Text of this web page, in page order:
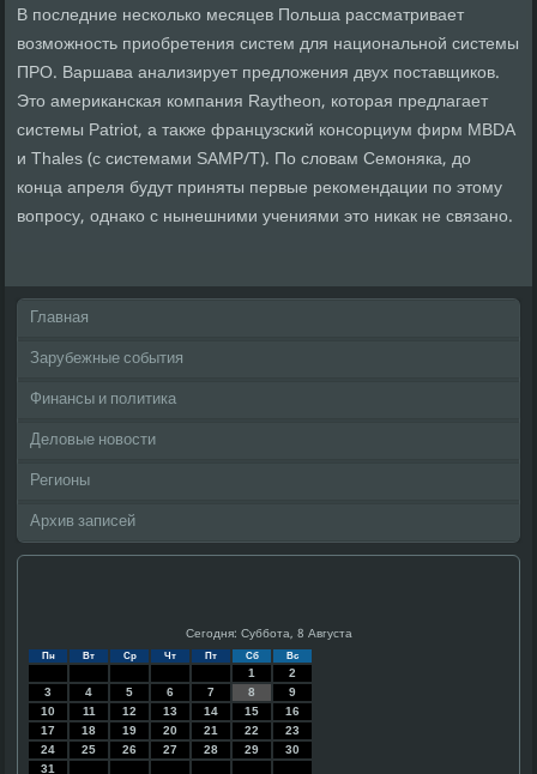
В последние несколько месяцев Польша рассматривает
возможность приобретения систем для национальной системы
ПРО. Варшава анализирует предложения двух поставщиков.
Это американская компания Raytheon, которая предлагает
системы Patriot, а также французский консорциум фирм MBDA
и Thales (с системами SAMP/T). По словам Семоняка, до
конца апреля будут приняты первые рекомендации по этому
вопросу, однако с нынешними учениями это никак не связано.
Главная
Зарубежные события
Финансы и политика
Деловые новости
Регионы
Архив записей
Сегодня: Суббота, 8 Августа
Пн Вт Ср Чт Пт Сб Вс
1
2
3
4 5 6 7 8
9
10
11 12 13 14 15
16
17
18 19 20 21 22
23
24
25 26 27 28 29
30
31